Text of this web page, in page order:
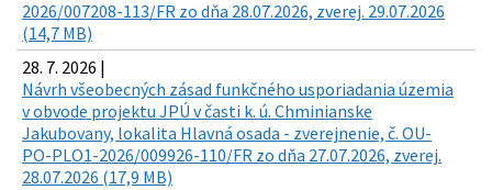
2026/007208-113/FR zo dňa 28.07.2026, zverej. 29.07.2026
(14,7 MB)
28. 7. 2026 |
Návrh všeobecných zásad funkčného usporiadania územia
v obvode projektu JPÚ v časti k. ú. Chminianske
Jakubovany, lokalita Hlavná osada - zverejnenie, č. OU-
PO-PLO1-2026/009926-110/FR zo dňa 27.07.2026, zverej.
28.07.2026 (17,9 MB)